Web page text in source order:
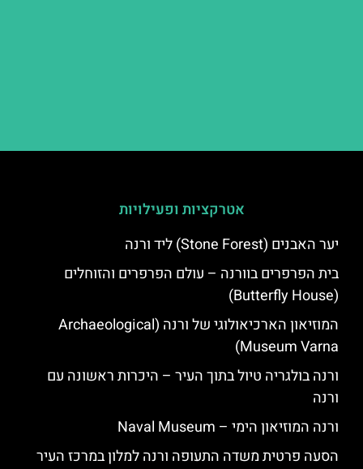
אטרקציות ופעילויות
יער האבנים (Stone Forest) ליד ורנה
בית הפרפרים בוורנה – עולם הפרפרים והזוחלים
(Butterfly House)
המוזיאון הארכיאולוגי של ורנה (Archaeological
Museum Varna)
ורנה בולגריה טיול בתוך העיר – היכרות ראשונה עם
ורנה
ורנה המוזיאון הימי – Naval Museum
הסעה פרטית משדה התעופה ורנה למלון במרכז העיר